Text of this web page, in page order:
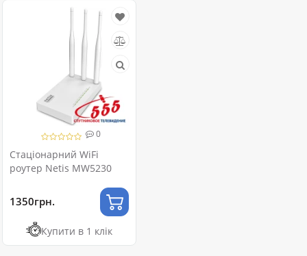
0
Стаціонарний WiFi
роутер Netis MW5230
1350грн.
Купити в 1 клік